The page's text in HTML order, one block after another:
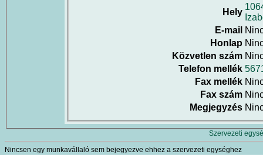
Hely
E-mail
Honlap
Közvetlen szám
Telefon mellék
Fax mellék
Fax szám
Megjegyzés
Szervezeti
Nincsen egy munkavállaló sem bejegyezve ehhez a szervezeti egységhez